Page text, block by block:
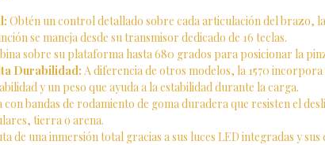
Obtén un control detallado sobre cada articulación del brazo,
se maneja desde su transmisor dedicado de 16 teclas.
sobre su plataforma hasta 680 grados para posicionar la
Durabilidad: A diferencia de otros modelos, la 1570
y un peso que ayuda a la estabilidad durante la carga.
con bandas de rodamiento de goma duradera que resisten el
tierra o arena.
de una inmersión total gracias a sus luces LED integradas y